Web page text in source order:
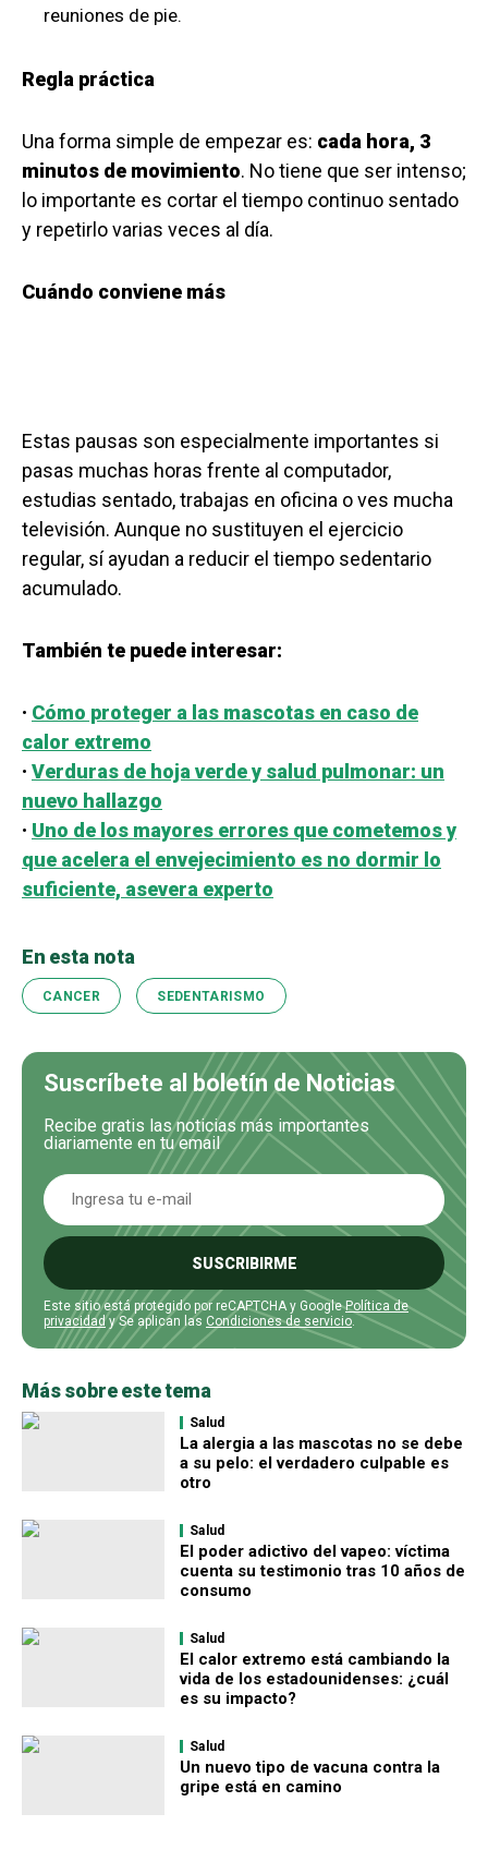
reuniones de pie.
Regla práctica
Una forma simple de empezar es: cada hora, 3
minutos de movimiento. No tiene que ser intenso;
lo importante es cortar el tiempo continuo sentado
y repetirlo varias veces al día.
Cuándo conviene más
Estas pausas son especialmente importantes si
pasas muchas horas frente al computador,
estudias sentado, trabajas en oficina o ves mucha
televisión. Aunque no sustituyen el ejercicio
regular, sí ayudan a reducir el tiempo sedentario
acumulado.
También te puede interesar:
· Cómo proteger a las mascotas en caso de
calor extremo
· Verduras de hoja verde y salud pulmonar: un
nuevo hallazgo
· Uno de los mayores errores que cometemos y
que acelera el envejecimiento es no dormir lo
suficiente, asevera experto
En esta nota
CANCER SEDENTARISMO
Suscríbete al boletín de Noticias
Recibe gratis las noticias más importantes
diariamente en tu email
SUSCRIBIRME
Este sitio está protegido por reCAPTCHA y GooglePolítica de
privacidady Se aplican las Condiciones de servicio.
Más sobre este tema
Salud
La alergia a las mascotas no se debe
a su pelo: el verdadero culpable es
otro
Salud
El poder adictivo del vapeo: víctima
cuenta su testimonio tras 10 años de
consumo
Salud
El calor extremo está cambiando la
vida de los estadounidenses: ¿cuál
es su impacto?
Salud
Un nuevo tipo de vacuna contra la
gripe está en camino